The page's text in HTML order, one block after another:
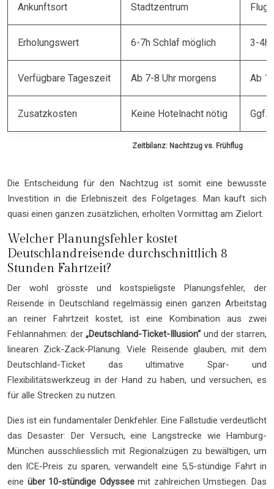
Zeitbilanz: Nachtzug vs. Frühflug
Ankunftsort Stadtzentrum
Erholungswert 6-7h Schlaf möglich 3-4h
Verfügbare Tageszeit Ab 7-8 Uhr morgens Ab
Zusatzkosten Keine Hotelnacht nötig Ggf.
Die Entscheidung für den Nachtzug ist somit eine bewusste
Investition in die Erlebniszeit des Folgetages. Man kauft sich
quasi einen ganzen zusätzlichen, erholten Vormittag am Zielort.
Welcher Planungsfehler kostet
Deutschlandreisende durchschnittlich 8
Stunden Fahrtzeit?
Der wohl grösste und kostspieligste Planungsfehler, der
Reisende in Deutschland regelmässig einen ganzen Arbeitstag
an reiner Fahrtzeit kostet, ist eine Kombination aus zwei
Fehlannahmen: der„Deutschland-Ticket-Illusion“und der starren,
linearen Zick-Zack-Planung. Viele Reisende glauben, mit dem
Deutschland-Ticket das ultimative Spar- und
Flexibilitätswerkzeug in der Hand zu haben, und versuchen, es
für alle Strecken zu nutzen.
Dies ist ein fundamentaler Denkfehler. Eine Fallstudie verdeutlicht
das Desaster: Der Versuch, eine Langstrecke wie Hamburg-
München ausschliesslich mit Regionalzügen zu bewältigen, um
den ICE-Preis zu sparen, verwandelt eine 5,5-stündige Fahrt in
eine über 10-stündige Odysseemit zahlreichen Umstiegen. Das